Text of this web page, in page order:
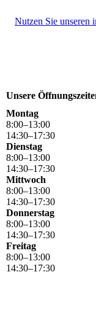
Nutzen Sie unseren
Unsere
Montag
8:00–13:00
14:30–17:30
Dienstag
8:00–13:00
14:30–17:30
Mittwoch
8:00–13:00
14:30–17:30
Donnerstag
8:00–13:00
14:30–17:30
Freitag
8:00–13:00
14:30–17:30